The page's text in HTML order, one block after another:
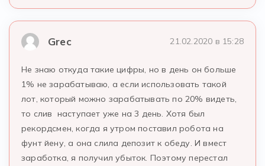
Grec 21.02.2020 в 15:28
Не знаю откуда такие цифры, но в день он больше
1% не зарабатываю, а если использовать такой
лот, который можно зарабатывать по 20% видеть,
то слив наступает уже на 3 день. Хотя был
рекордсмен, когда я утром поставил робота на
фунт йену, а она слила депозит к обеду. И вмест
заработка, я получил убыток. Поэтому перестал